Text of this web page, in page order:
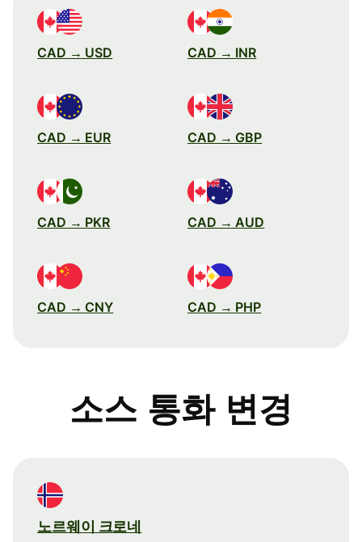
CAD → USD CAD → INR
CAD → EUR CAD → GBP
CAD → PKR CAD → AUD
CAD → CNY CAD → PHP
소스 통화 변경
노르웨이 크로네